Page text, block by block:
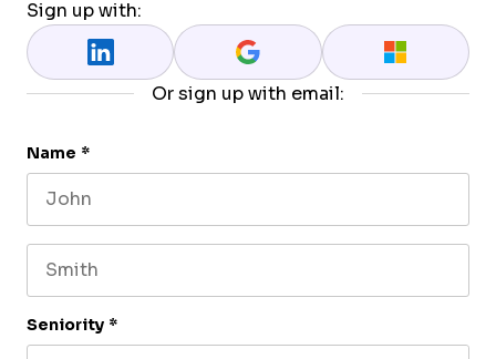
Sign up with:
Or sign up with email:
Name *
Seniority *